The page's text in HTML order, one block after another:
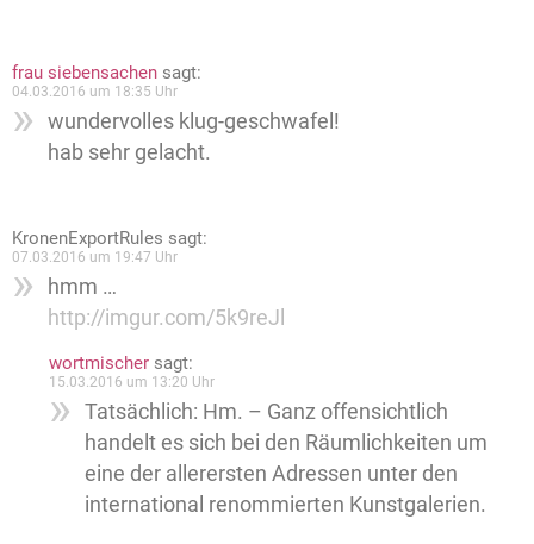
frau siebensachen sagt:
04.03.2016 um 18:35 Uhr
wundervolles klug-geschwafel!
hab sehr gelacht.
KronenExportRules sagt:
07.03.2016 um 19:47 Uhr
hmm …
http://imgur.com/5k9reJl
wortmischer sagt:
15.03.2016 um 13:20 Uhr
Tatsächlich: Hm. – Ganz offensichtlich
handelt es sich bei den Räumlichkeiten um
eine der allerersten Adressen unter den
international renommierten Kunstgalerien.